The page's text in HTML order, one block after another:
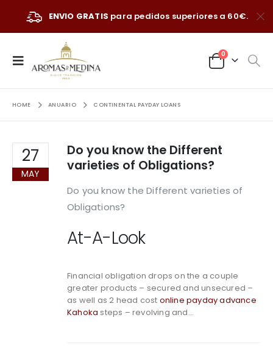
ENVIO GRATIS para pedidos superiores a 60€.
0
HOME ANUARIO CONTINENTAL PAYDAY LOANS
27
MAY
Do you know the Different
varieties of Obligations?
Do you know the Different varieties of
Obligations?
At-A-Look
Financial obligation drops on the a couple
greater products – secured and unsecured –
as well as 2 head cost online payday advance
Kahoka steps – revolving and...